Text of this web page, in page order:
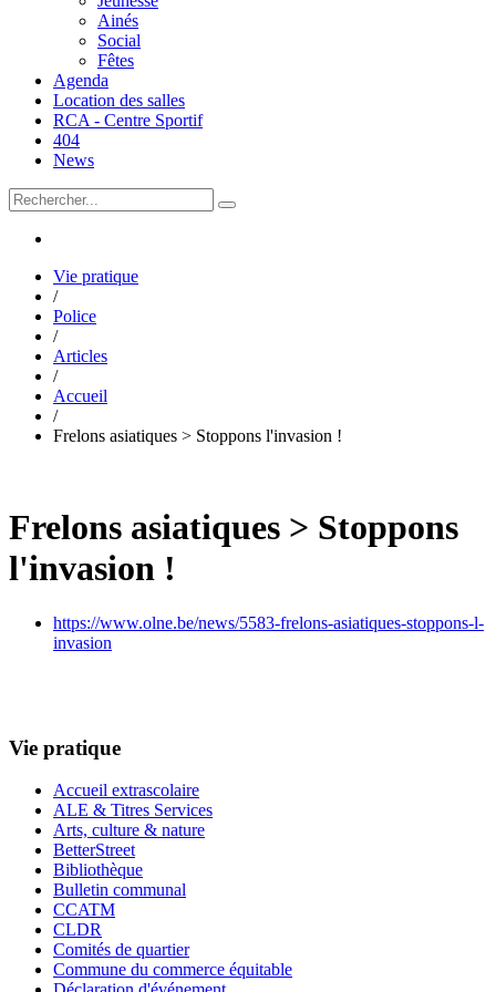
Ainés
Social
Fêtes
Agenda
Location des salles
RCA - Centre Sportif
404
News
Vie pratique
/
Police
/
Articles
/
Accueil
/
Frelons asiatiques > Stoppons l'invasion !
Frelons asiatiques > Stoppons
l'invasion !
https://www.olne.be/news/5583-frelons-asiatiques-stoppons-l-
invasion
Vie pratique
Accueil extrascolaire
ALE & Titres Services
Arts, culture & nature
BetterStreet
Bibliothèque
Bulletin communal
CCATM
CLDR
Comités de quartier
Commune du commerce équitable